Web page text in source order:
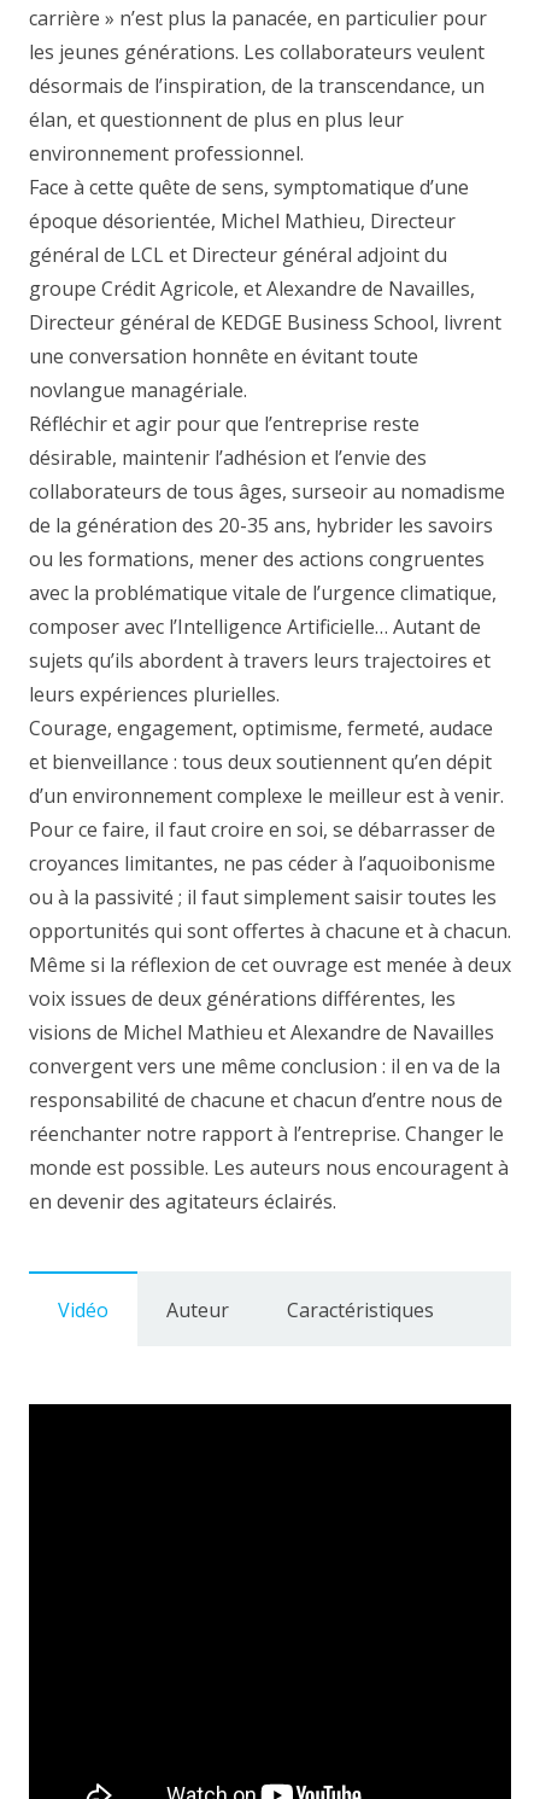
carrière » n’est plus la panacée, en particulier pour
les jeunes générations. Les collaborateurs veulent
désormais de l’inspiration, de la transcendance, un
élan, et questionnent de plus en plus leur
environnement professionnel.
Face à cette quête de sens, symptomatique d’une
époque désorientée, Michel Mathieu, Directeur
général de LCL et Directeur général adjoint du
groupe Crédit Agricole, et Alexandre de Navailles,
Directeur général de KEDGE Business School, livrent
une conversation honnête en évitant toute
novlangue managériale.
Réfléchir et agir pour que l’entreprise reste
désirable, maintenir l’adhésion et l’envie des
collaborateurs de tous âges, surseoir au nomadisme
de la génération des 20-35 ans, hybrider les savoirs
ou les formations, mener des actions congruentes
avec la problématique vitale de l’urgence climatique,
composer avec l’Intelligence Artificielle… Autant de
sujets qu’ils abordent à travers leurs trajectoires et
leurs expériences plurielles.
Courage, engagement, optimisme, fermeté, audace
et bienveillance : tous deux soutiennent qu’en dépit
d’un environnement complexe le meilleur est à venir.
Pour ce faire, il faut croire en soi, se débarrasser de
croyances limitantes, ne pas céder à l’aquoibonisme
ou à la passivité ; il faut simplement saisir toutes les
opportunités qui sont offertes à chacune et à chacun.
Même si la réflexion de cet ouvrage est menée à deux
voix issues de deux générations différentes, les
visions de Michel Mathieu et Alexandre de Navailles
convergent vers une même conclusion : il en va de la
responsabilité de chacune et chacun d’entre nous de
réenchanter notre rapport à l’entreprise. Changer le
monde est possible. Les auteurs nous encouragent à
en devenir des agitateurs éclairés.
Vidéo Auteur Caractéristiques